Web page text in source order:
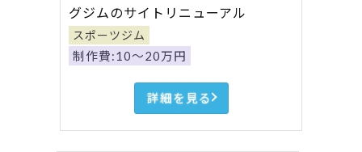
グジムのサイトリニューアル
スポーツジム
制作費:10～20万円
詳細を見る